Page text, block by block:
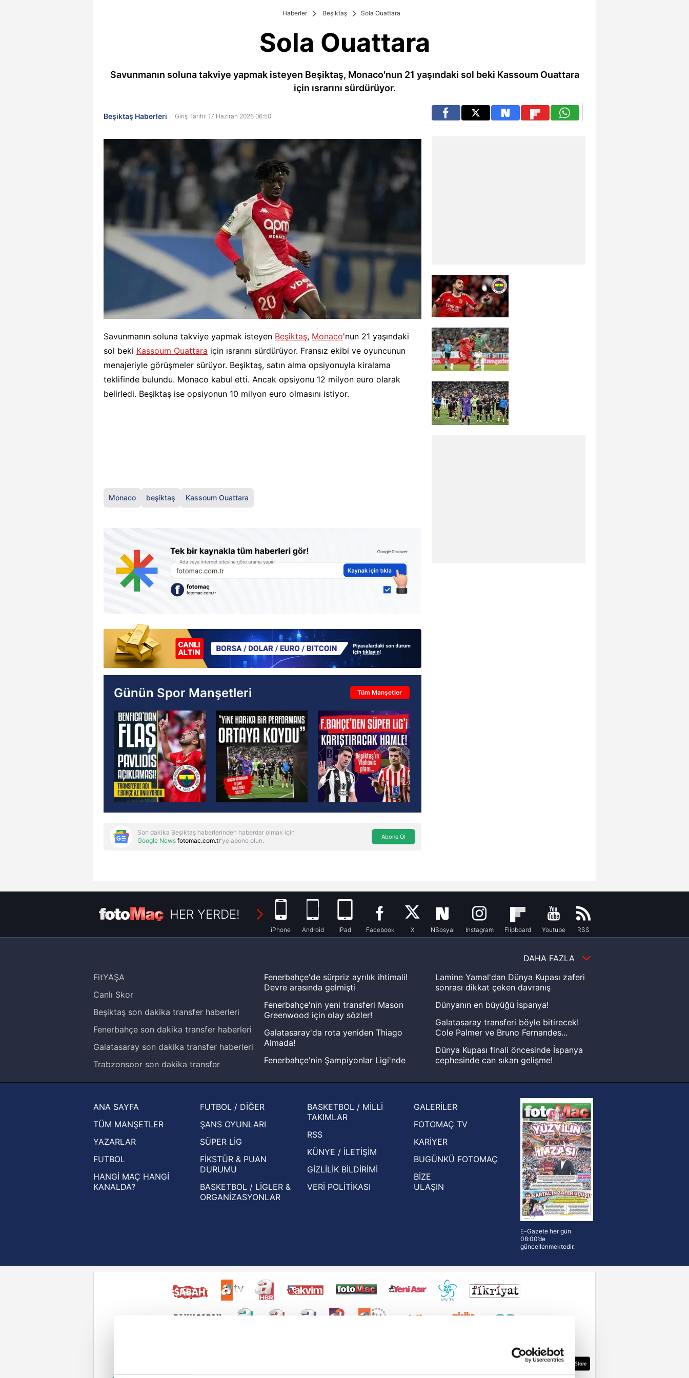
Reddet
Haberler Beşiktaş Sola Ouattara
Sola Ouattara
Savunmanın soluna takviye yapmak isteyen Beşiktaş, Monaco'nun 21 yaşındaki sol beki Kassoum Ouattara
için ısrarını sürdürüyor.
Beşiktaş Haberleri Giriş Tarihi: 17 Haziran 2026 06:50
Savunmanın soluna takviye yapmak isteyen Beşiktaş, Monaco'nun 21 yaşındaki
sol beki Kassoum Ouattara için ısrarını sürdürüyor. Fransız ekibi ve oyuncunun
menajeriyle görüşmeler sürüyor. Beşiktaş, satın alma opsiyonuyla kiralama
teklifinde bulundu. Monaco kabul etti. Ancak opsiyonu 12 milyon euro olarak
belirledi. Beşiktaş ise opsiyonun 10 milyon euro olmasını istiyor.
Monaco beşiktaş Kassoum Ouattara
Günün Spor Manşetleri Tüm Manşetler
Son dakika Beşiktaş haberlerinden haberdar olmak için
Google News fotomac.com.tr'ye abone olun. Abone Ol
HER YERDE!
iPhone Android iPad Facebook X NSosyal Instagram Flipboard Youtube RSS
DAHA FAZLA
FitYAŞA
Canlı Skor
Beşiktaş son dakika transfer haberleri
Fenerbahçe son dakika transfer haberleri
Galatasaray son dakika transfer haberleri
Trabzonspor son dakika transfer
Ziraat Türkiye Kupası haberleri
UEFA Şampiyonlar Ligi haberleri
UEFA Avrupa Ligi haberleri
UEFA Konferans Ligi haberleri
Fenerbahçe'de sürpriz ayrılık ihtimali!
Devre arasında gelmişti
Fenerbahçe'nin yeni transferi Mason
Greenwood için olay sözler!
Galatasaray'da rota yeniden Thiago
Almada!
Fenerbahçe'nin Şampiyonlar Ligi'nde
Zabrze'yi elerlerse...
basından gündem olan manşetler!
Beşiktaş'ın UEFA Avrupa Ligi'nde 3. Ön
Eleme Turu muhtemel rakipleri belli oldu!
Lamine Yamal'dan Dünya Kupası zaferi
sonrası dikkat çeken davranış
Dünyanın en büyüğü İspanya!
Galatasaray transferi böyle bitirecek!
Cole Palmer ve Bruno Fernandes...
Dünya Kupası finali öncesinde İspanya
cephesinde can sıkan gelişme!
Hernan Crespo, Meksika Ligi
ekiplerinden Atlas'ın yeni teknik direktörü
oldu
ANA SAYFA
TÜM MANŞETLER
YAZARLAR
FUTBOL
HANGİ MAÇ HANGİ
KANALDA?
FUTBOL / DİĞER
ŞANS OYUNLARI
SÜPER LİG
FİKSTÜR & PUAN
DURUMU
BASKETBOL / LİGLER &
ORGANİZASYONLAR
BASKETBOL / MİLLİ
TAKIMLAR
RSS
KÜNYE / İLETİŞİM
GİZLİLİK BİLDİRİMİ
VERİ POLİTİKASI
GALERİLER
FOTOMAÇ TV
KARİYER
BUGÜNKÜ FOTOMAÇ
BİZE
ULAŞIN
E-Gazete her gün
08:00’de
güncellenmektedir.